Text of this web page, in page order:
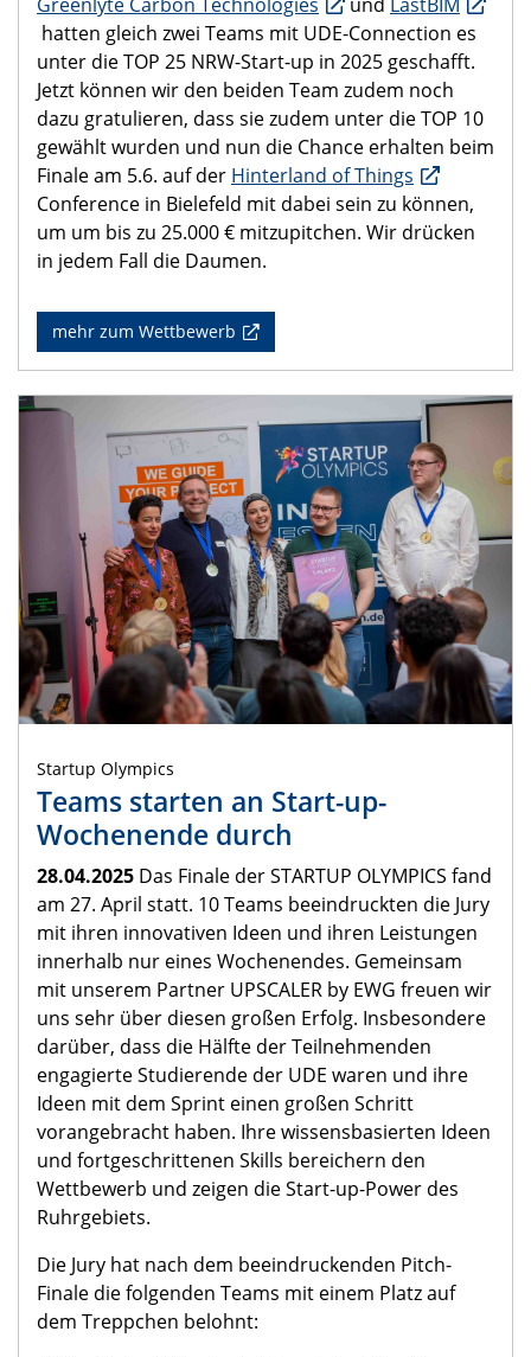
hatten gleich zwei Teams mit UDE-Connection es
unter die TOP 25 NRW-Start-up in 2025 geschafft.
Jetzt können wir den beiden Team zudem noch
dazu gratulieren, dass sie zudem unter die TOP 10
gewählt wurden und nun die Chance erhalten beim
Finale am 5.6. auf der Hinterland of Things
Conference in Bielefeld mit dabei sein zu können,
um um bis zu 25.000 € mitzupitchen. Wir drücken
in jedem Fall die Daumen.
mehr zum Wettbewerb
Startup Olympics
Teams starten an Start-up-
Wochenende durch
28.04.2025 Das Finale der STARTUP OLYMPICS fand
am 27. April statt. 10 Teams beeindruckten die Jury
mit ihren innovativen Ideen und ihren Leistungen
innerhalb nur eines Wochenendes. Gemeinsam
mit unserem Partner UPSCALER by EWG freuen wir
uns sehr über diesen großen Erfolg. Insbesondere
darüber, dass die Hälfte der Teilnehmenden
engagierte Studierende der UDE waren und ihre
Ideen mit dem Sprint einen großen Schritt
vorangebracht haben. Ihre wissensbasierten Ideen
und fortgeschrittenen Skills bereichern den
Wettbewerb und zeigen die Start-up-Power des
Ruhrgebiets.
Die Jury hat nach dem beeindruckenden Pitch-
Finale die folgenden Teams mit einem Platz auf
dem Treppchen belohnt: